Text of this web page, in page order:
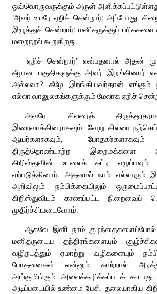
ஒவ்வொருவருக்கும் அருள்
‘அவர் உயரே ஏறிச் சென்றார்; அப்போது,
இழுத்துச் சென்றார்; மனிதருக்குப்
மறைநூல் கூறுகிறது.
‘ஏறிச் சென்றார்’ என்பதனால் அதன்
கீழான பகுதிகளுக்கு அவர் இறங்கினார்
அல்லவா? கீழே இறங்கியவர்தான் எங்கும்
எல்லா வானுலகங்களுக்கும் மேலாக ஏறிச்
அவரே சிலரைத்
இறைவாக்கினராகவும், வேறு சிலரை
ஆயர்களாகவும், போதகர்களாகவும்
திருத்தொண்டாற்ற இறைமக்களை
கிறிஸ்துவின் உடலைக் கட்டி
ஏற்படுத்தினார். அதனால் நாம் எல்லாரும்
அறிவிலும் நம்பிக்கையிலும்
கிறிஸ்துவிடம் காணப்பட்ட நிறைவைப்
முதிர்ச்சியடைவோம்.
ஆகவே இனி நாம் குழந்தைகளைப்போல்
மனிதருடைய தந்திரங்களையும்
வழிநடத்தும் ஏமாற்று வழிகளையும்
போதனைகள் என்னும் காற்றால்
அங்குமிங்கும் அலைக்கழிக்கப்படக்
அடிப்படையில் உண்மை பேசி, தலையாகிய